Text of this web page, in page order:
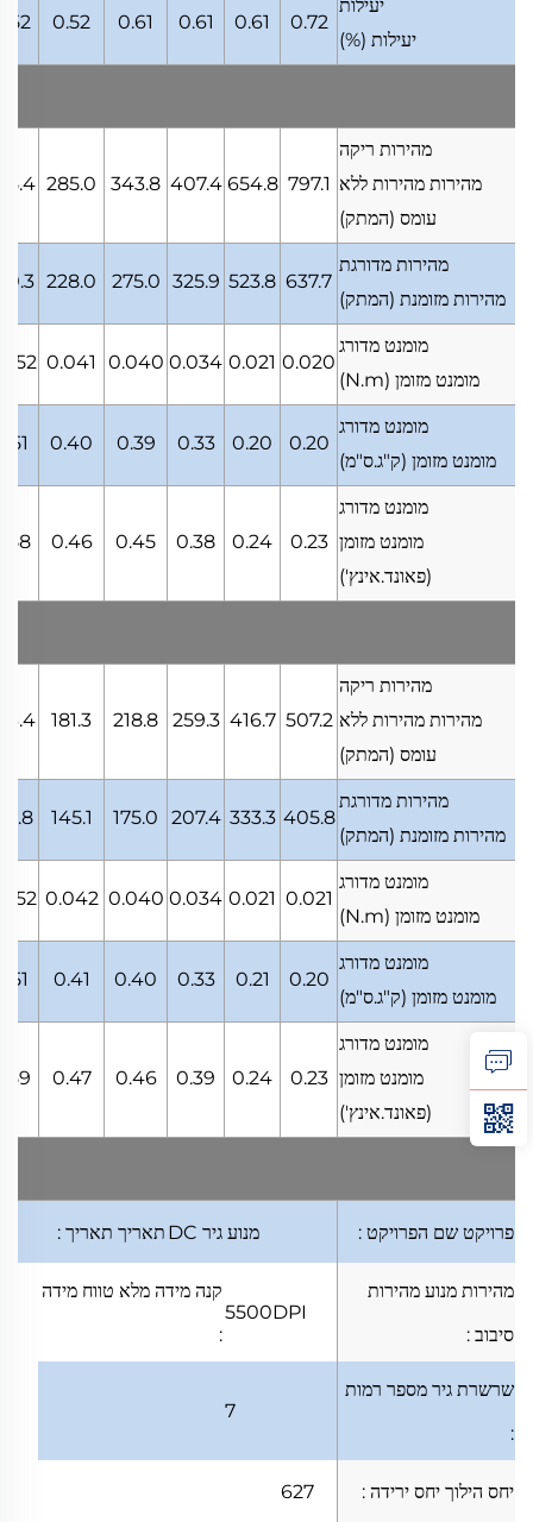
יעילות
יעילות (%)
0.72
0.61
0.61
0.61
0.52
מהירות ריקה
מהירות מהירות ללא
עומס (המתק)
797.1
654.8
407.4
343.8
285.0
מהירות מדורגת
מהירות מזומנת (המתק)
637.7
523.8
325.9
275.0
228.0
מומנט מדורג
מומנט מזומן (N.m)
0.020
0.021
0.034
0.040
0.041
מומנט מדורג
מומנט מזומן (ק"ג.ס"מ)
0.20
0.20
0.33
0.39
0.40
מומנט מדורג
מומנט מזומן
(פאונד.אינץ')
0.23
0.24
0.38
0.45
0.46
מהירות ריקה
מהירות מהירות ללא
עומס (המתק)
507.2
416.7
259.3
218.8
181.3
מהירות מדורגת
מהירות מזומנת (המתק)
405.8
333.3
207.4
175.0
145.1
מומנט מדורג
מומנט מזומן (N.m)
0.021
0.021
0.034
0.040
0.042
מומנט מדורג
מומנט מזומן (ק"ג.ס"מ)
0.20
0.21
0.33
0.40
0.41
מומנט מדורג
מומנט מזומן
(פאונד.אינץ')
0.23
0.24
0.39
0.46
0.47
פרויקט שם הפרויקט : מנוע גיר DC תאריך תאריך :
מהירות מנוע מהירות
סיבוב :
5500DPI
קנה מידה מלא טווח מידה
:
שרשרת גיר מספר רמות
:
7
יחס הילוך יחס ירידה :
627